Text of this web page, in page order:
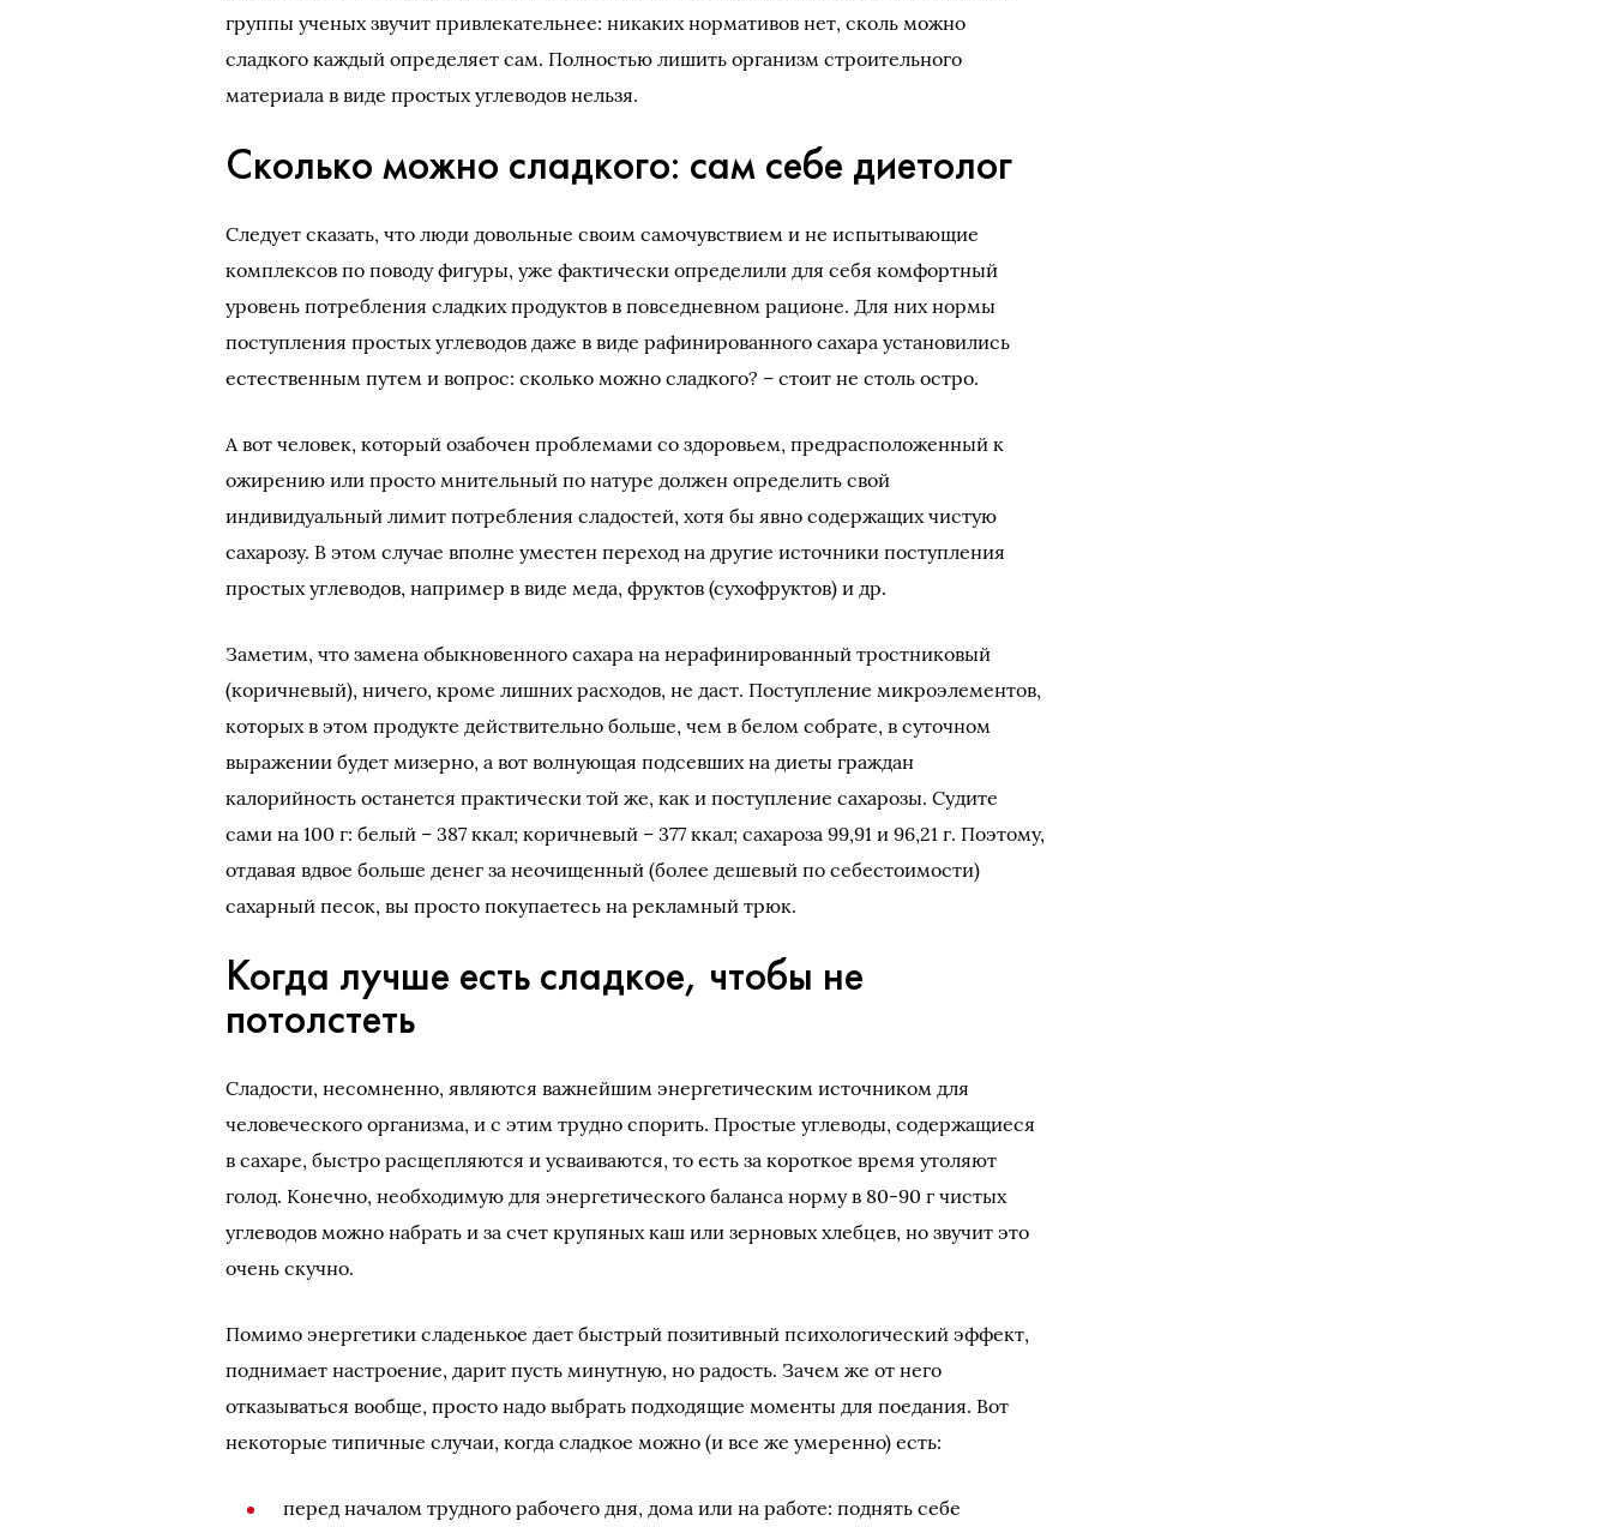
группы ученых звучит привлекательнее: никаких нормативов нет, сколь можно
сладкого каждый определяет сам. Полностью лишить организм строительного
материала в виде простых углеводов нельзя.
Сколько можно сладкого: сам себе диетолог
Следует сказать, что люди довольные своим самочувствием и не испытывающие
комплексов по поводу фигуры, уже фактически определили для себя комфортный
уровень потребления сладких продуктов в повседневном рационе. Для них нормы
поступления простых углеводов даже в виде рафинированного сахара установились
естественным путем и вопрос: сколько можно сладкого? – стоит не столь остро.
А вот человек, который озабочен проблемами со здоровьем, предрасположенный к
ожирению или просто мнительный по натуре должен определить свой
индивидуальный лимит потребления сладостей, хотя бы явно содержащих чистую
сахарозу. В этом случае вполне уместен переход на другие источники поступления
простых углеводов, например в виде меда, фруктов (сухофруктов) и др.
Заметим, что замена обыкновенного сахара на нерафинированный тростниковый
(коричневый), ничего, кроме лишних расходов, не даст. Поступление микроэлементов,
которых в этом продукте действительно больше, чем в белом собрате, в суточном
выражении будет мизерно, а вот волнующая подсевших на диеты граждан
калорийность останется практически той же, как и поступление сахарозы. Судите
сами на 100 г: белый – 387 ккал; коричневый – 377 ккал; сахароза 99,91 и 96,21 г. Поэтому,
отдавая вдвое больше денег за неочищенный (более дешевый по себестоимости)
сахарный песок, вы просто покупаетесь на рекламный трюк.
Когда лучше есть сладкое, чтобы не
потолстеть
Сладости, несомненно, являются важнейшим энергетическим источником для
человеческого организма, и с этим трудно спорить. Простые углеводы, содержащиеся
в сахаре, быстро расщепляются и усваиваются, то есть за короткое время утоляют
голод. Конечно, необходимую для энергетического баланса норму в 80-90 г чистых
углеводов можно набрать и за счет крупяных каш или зерновых хлебцев, но звучит это
очень скучно.
Помимо энергетики сладенькое дает быстрый позитивный психологический эффект,
поднимает настроение, дарит пусть минутную, но радость. Зачем же от него
отказываться вообще, просто надо выбрать подходящие моменты для поедания. Вот
некоторые типичные случаи, когда сладкое можно (и все же умеренно) есть:
перед началом трудного рабочего дня, дома или на работе: поднять себе